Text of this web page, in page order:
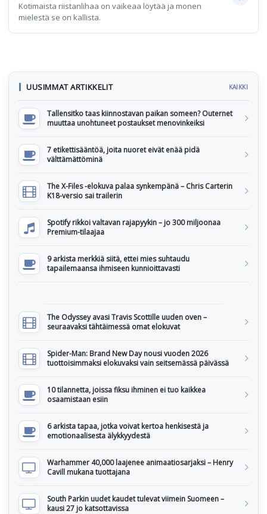
Kotimaista riistanlihaa on vaikeaa löytää ja monen
mielestä se on kallista.
UUSIMMAT ARTIKKELIT KAIKKI
Tallensitko taas kiinnostavan paikan someen? Outernet
muuttaa unohtuneet postaukset menovinkeiksi
7 etikettisääntöä, joita nuoret eivät enää pidä
välttämättöminä
The X-Files -elokuva palaa synkempänä – Chris Carterin
K18-versio sai trailerin
Spotify rikkoi valtavan rajapyykin – jo 300 miljoonaa
Premium-tilaajaa
9 arkista merkkiä siitä, ettei mies suhtaudu
tapailemaansa ihmiseen kunnioittavasti
The Odyssey avasi Travis Scottille uuden oven –
seuraavaksi tähtäimessä omat elokuvat
Spider-Man: Brand New Day nousi vuoden 2026
tuottoisimmaksi elokuvaksi vain seitsemässä päivässä
10 tilannetta, joissa fiksu ihminen ei tuo kaikkea
osaamistaan esiin
6 arkista tapaa, jotka voivat kertoa henkisestä ja
emotionaalisesta älykkyydestä
Warhammer 40,000 laajenee animaatiosarjaksi – Henry
Cavill mukana tuottajana
South Parkin uudet kaudet tulevat viimein Suomeen –
kausi 27 jo katsottavissa